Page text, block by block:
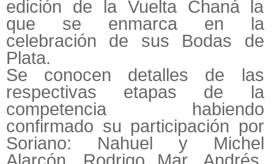
edición de la Vuelta Chaná la
que se enmarca en la
celebración de sus Bodas de
Plata.
Se conocen detalles de las
respectivas etapas de la
competencia habiendo
confirmado su participación por
Soriano: Nahuel y Michel